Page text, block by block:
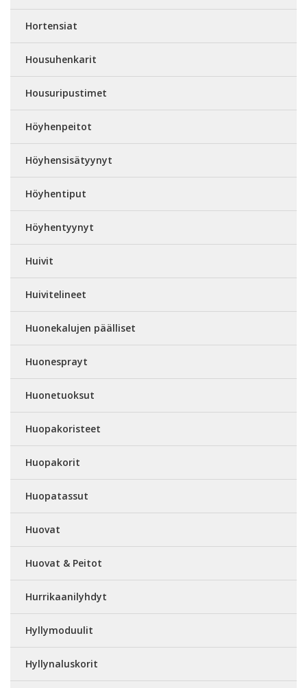
Hortensiat
Housuhenkarit
Housuripustimet
Höyhenpeitot
Höyhensisätyynyt
Höyhentiput
Höyhentyynyt
Huivit
Huivitelineet
Huonekalujen päälliset
Huonesprayt
Huonetuoksut
Huopakoristeet
Huopakorit
Huopatassut
Huovat
Huovat & Peitot
Hurrikaanilyhdyt
Hyllymoduulit
Hyllynaluskorit